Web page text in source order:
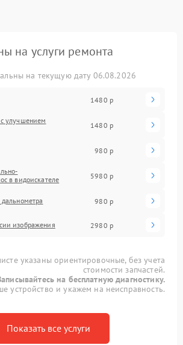
на услуги ремонта
на текущую дату 06.08.2026
1480 р
улучшением
1480 р
980 р
в видоискателе
5980 р
980 р
изображения 2980 р
указаны ориентировочные, без учета
стоимости запчастей.
на бесплатную диагностику.
устройство и укажем на неисправность.
Показать все услуги